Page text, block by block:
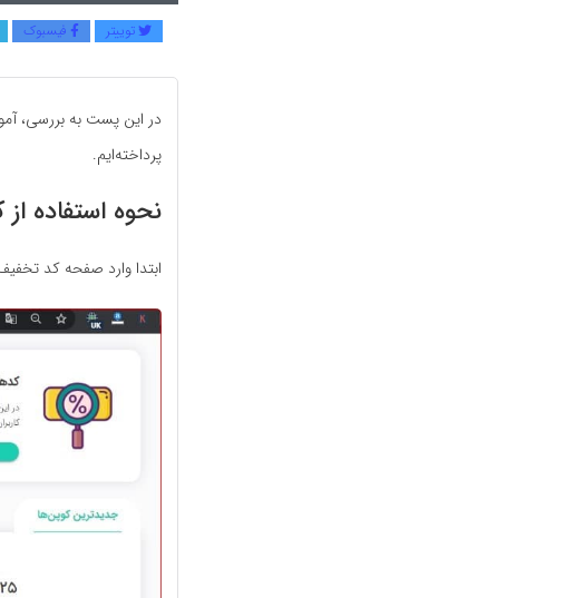
توییتر فیسبوک
در این پست به بررسی،
پرداخته‌ایم.
نحوه استفاده
ابتدا وارد صفحه کد